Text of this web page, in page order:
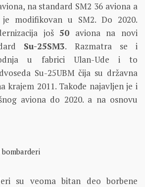
na standard SM2 36 aviona a
modifikovan u SM2. Do 2020.
još50 aviona na novi
Su-25SM3. Razmatra se i
u fabrici Ulan-Ude i to
Su-25UBM čija su državna
krajem 2011. Takođe najavljen je i
aviona do 2020. a na osnovu
su veoma bitan deo borbene